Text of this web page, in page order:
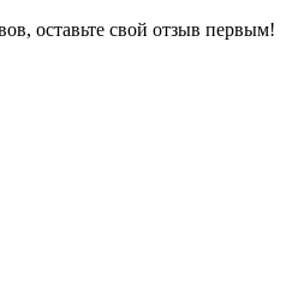
оставьте свой отзыв первым!